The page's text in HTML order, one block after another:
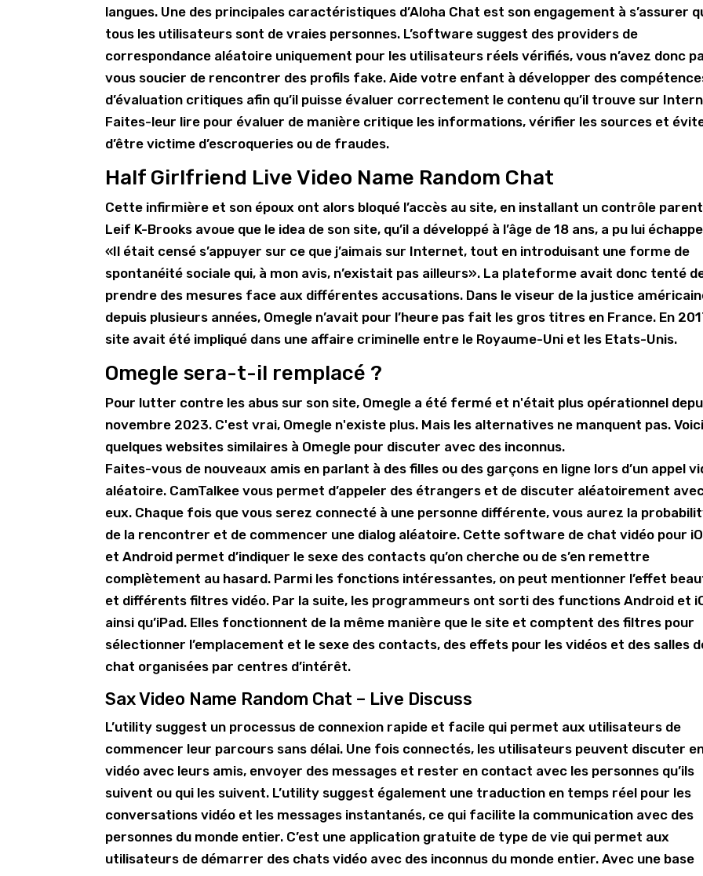
langues. Une des principales caractéristiques d’Aloha Chat est son engagement à s’assurer
tous les utilisateurs sont de vraies personnes. L’software suggest des providers de
correspondance aléatoire uniquement pour les utilisateurs réels vérifiés, vous n’avez donc
vous soucier de rencontrer des profils fake. Aide votre enfant à développer des
d’évaluation critiques afin qu’il puisse évaluer correctement le contenu qu’il trouve sur
Faites-leur lire pour évaluer de manière critique les informations, vérifier les sources et
d’être victime d’escroqueries ou de fraudes.
Half Girlfriend Live Video Name Random Chat
Cette infirmière et son époux ont alors bloqué l’accès au site, en installant un contrôle
Leif K-Brooks avoue que le idea de son site, qu’il a développé à l’âge de 18 ans, a pu lui
«Il était censé s’appuyer sur ce que j’aimais sur Internet, tout en introduisant une forme de
spontanéité sociale qui, à mon avis, n’existait pas ailleurs». La plateforme avait donc tenté
prendre des mesures face aux différentes accusations. Dans le viseur de la justice
depuis plusieurs années, Omegle n’avait pour l’heure pas fait les gros titres en France. En
site avait été impliqué dans une affaire criminelle entre le Royaume-Uni et les Etats-Unis.
Omegle sera-t-il remplacé ?
Pour lutter contre les abus sur son site, Omegle a été fermé et n'était plus opérationnel
novembre 2023. C'est vrai, Omegle n'existe plus. Mais les alternatives ne manquent pas. Voici
quelques websites similaires à Omegle pour discuter avec des inconnus.
Faites-vous de nouveaux amis en parlant à des filles ou des garçons en ligne lors d’un appel
aléatoire. CamTalkee vous permet d’appeler des étrangers et de discuter aléatoirement
eux. Chaque fois que vous serez connecté à une personne différente, vous aurez la
de la rencontrer et de commencer une dialog aléatoire. Cette software de chat vidéo pour
et Android permet d’indiquer le sexe des contacts qu’on cherche ou de s’en remettre
complètement au hasard. Parmi les fonctions intéressantes, on peut mentionner l’effet
et différents filtres vidéo. Par la suite, les programmeurs ont sorti des functions Android et
ainsi qu’iPad. Elles fonctionnent de la même manière que le site et comptent des filtres pour
sélectionner l’emplacement et le sexe des contacts, des effets pour les vidéos et des salles
chat organisées par centres d’intérêt.
Sax Video Name Random Chat – Live Discuss
L’utility suggest un processus de connexion rapide et facile qui permet aux utilisateurs de
commencer leur parcours sans délai. Une fois connectés, les utilisateurs peuvent discuter
vidéo avec leurs amis, envoyer des messages et rester en contact avec les personnes qu’ils
suivent ou qui les suivent. L’utility suggest également une traduction en temps réel pour les
conversations vidéo et les messages instantanés, ce qui facilite la communication avec des
personnes du monde entier. C’est une application gratuite de type de vie qui permet aux
utilisateurs de démarrer des chats vidéo avec des inconnus du monde entier. Avec une base